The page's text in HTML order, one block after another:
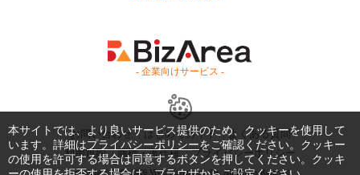
- 企業向けサービス -
お問い合わせ はじめてガイド
よくある質問
利用規約
商標・著作権 プライバシーポリシー
Copyright © 1999-2026 Vivid Navigation, Inc. All Rights Reserved.
本サイトでは、より良いサービス提供のため、クッキーを使用して
います。詳細はプライバシーポリシーをご確認ください。クッキー
の使用を許可する場合は同意するボタンを押してください。クッキ